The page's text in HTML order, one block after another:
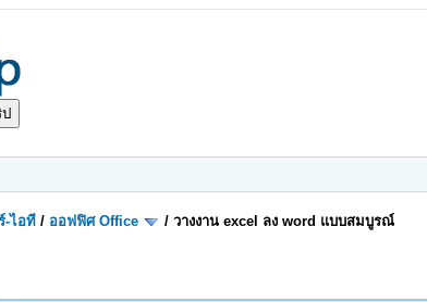
-ไอที / ออฟฟิศ Office /วางงาน excel ลง word แบบสมบูรณ์